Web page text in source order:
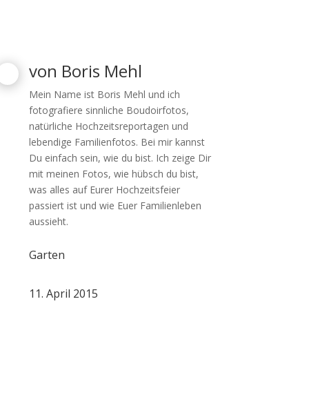
von Boris Mehl
Mein Name ist Boris Mehl und ich
fotografiere sinnliche Boudoirfotos,
natürliche Hochzeitsreportagen und
lebendige Familienfotos. Bei mir kannst
Du einfach sein, wie du bist. Ich zeige Dir
mit meinen Fotos, wie hübsch du bist,
was alles auf Eurer Hochzeitsfeier
passiert ist und wie Euer Familienleben
aussieht.
Garten
11. April 2015